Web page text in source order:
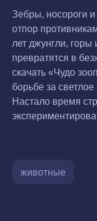
Зебры, носороги
отпор
лет джунгли,
превратятся в
скачать «Чудо
борьбе за
Настало время
животные